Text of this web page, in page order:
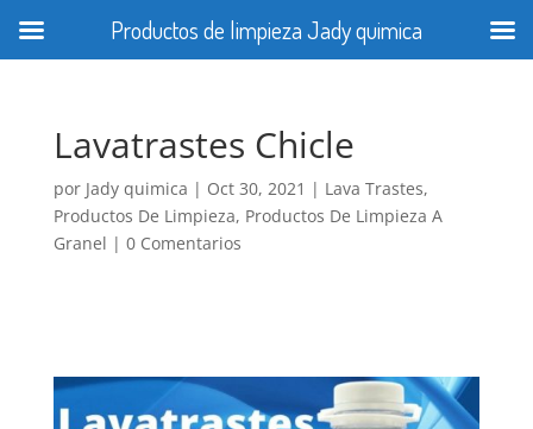
Lavatrastes Chicle
por Jady quimica | Oct 30, 2021 | Lava Trastes,
Productos De Limpieza, Productos De Limpieza A
Granel | 0 Comentarios
Productos de limpieza Jady quimica